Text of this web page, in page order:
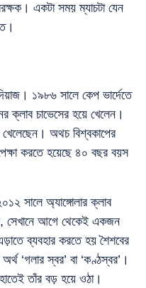
একটা সময় ম্যাচটা যেন
১৯৮৬ সালে কেপ ভার্দেতে
ক্লাব চাভেসের হয়ে খেলেন।
খেলেছেন। অথচ বিশ্বকাপের
করতে হয়েছে ৪০ বছর বয়স
সালে অ্যাঙ্গোলার ক্লাব
সেখানে আগে থেকেই একজন
ব্যবহার করতে হয় শৈশবের
‘গলার স্বর’ বা ‘কণ্ঠস্বর’।
হাতেই তাঁর বড় হয়ে ওঠা।